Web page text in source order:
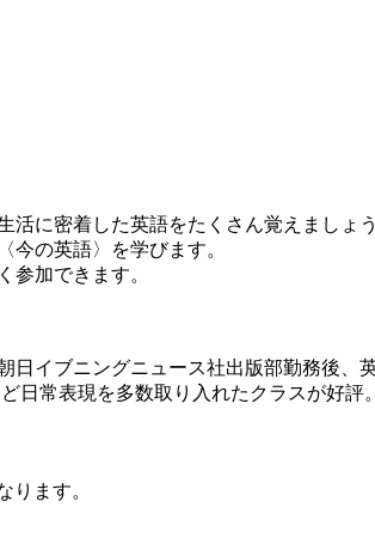
に密着した英語をたくさん覚えましょう
の英語〉を学びます。
加できます。
日イブニングニュース社出版部勤務後
日常表現を多数取り入れたクラスが好評。
ります。